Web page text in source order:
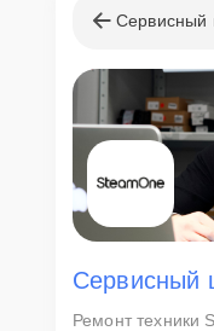
Сервисный
Сервисный
Ремонт техники